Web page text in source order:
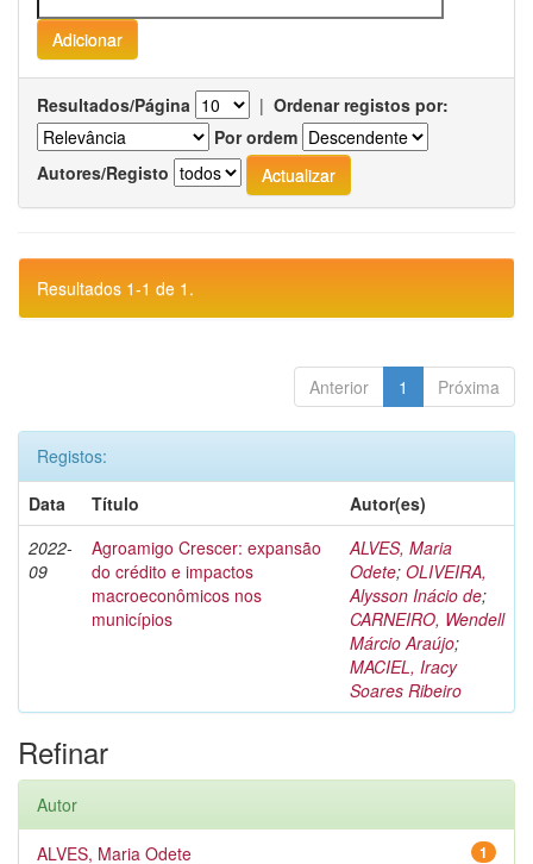
Resultados/Página | Ordenar registos por:
Por ordem
Autores/Registo
Resultados 1-1 de 1.
Anterior 1 Próxima
Registos:
Data
Título
Autor(es)
2022-
09
Agroamigo Crescer: expansão
do crédito e impactos
macroeconômicos nos
municípios
ALVES, Maria
Odete; OLIVEIRA,
Alysson Inácio de;
CARNEIRO, Wendell
Márcio Araújo;
MACIEL, Iracy
Soares Ribeiro
Refinar
Autor
1
ALVES, Maria Odete